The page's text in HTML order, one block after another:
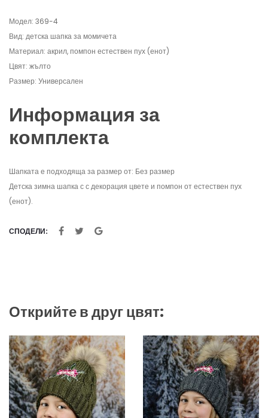
Модел: 369-4
Вид: детска шапка за момичета
Материал: акрил, помпон естествен пух (енот)
Цвят: жълто
Размер: Универсален
Информация за
комплекта
Шапката е подходяща за размер от: Без размер
Детска зимна шапка с с декорация цвете и помпон от естествен пух
(енот).
СПОДЕЛИ:
Открийте в друг цвят: